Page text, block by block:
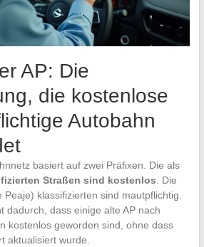
AP: Die
die kostenlose
Autobahn
basiert auf zwei Präfixen. Die als
Straßen sind kostenlos. Die
Peaje) klassifizierten sind mautpflichtig.
dadurch, dass einige alte AP nach
kostenlos geworden sind, ohne dass
aktualisiert wurde.